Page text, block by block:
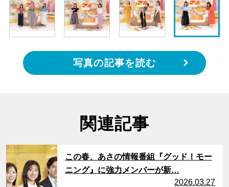
写真の記事を読む
関連記事
サムネイル
この春、あさの情報番組『グッド！モー
ニング』に強力メンバーが新…
2026.03.27